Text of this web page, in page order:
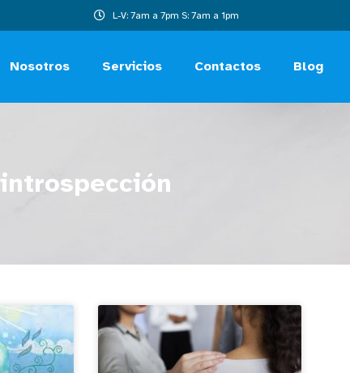
L-V: 7am a 7pm S: 7am a 1pm
Nosotros Servicios Contactos Blog
introspección